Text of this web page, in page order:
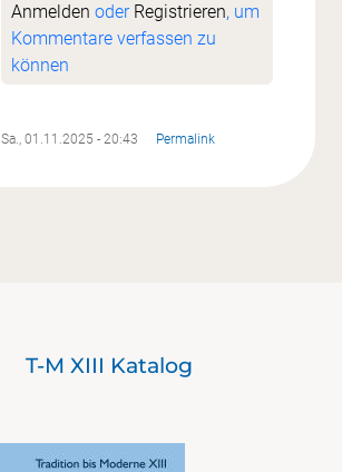
Anmelden oder Registrieren, um
Kommentare verfassen zu
können
Sa., 01.11.2025 - 20:43 Permalink
T-M XIII Katalog